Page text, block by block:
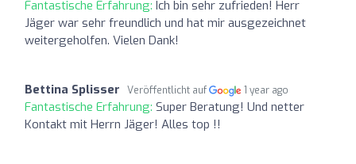
Fantastische Erfahrung: Ich bin sehr zufrieden! Herr
Jäger war sehr freundlich und hat mir ausgezeichnet
weitergeholfen. Vielen Dank!
Bettina Splisser Veröffentlicht auf 1 year ago
Fantastische Erfahrung: Super Beratung! Und netter
Kontakt mit Herrn Jäger! Alles top !!